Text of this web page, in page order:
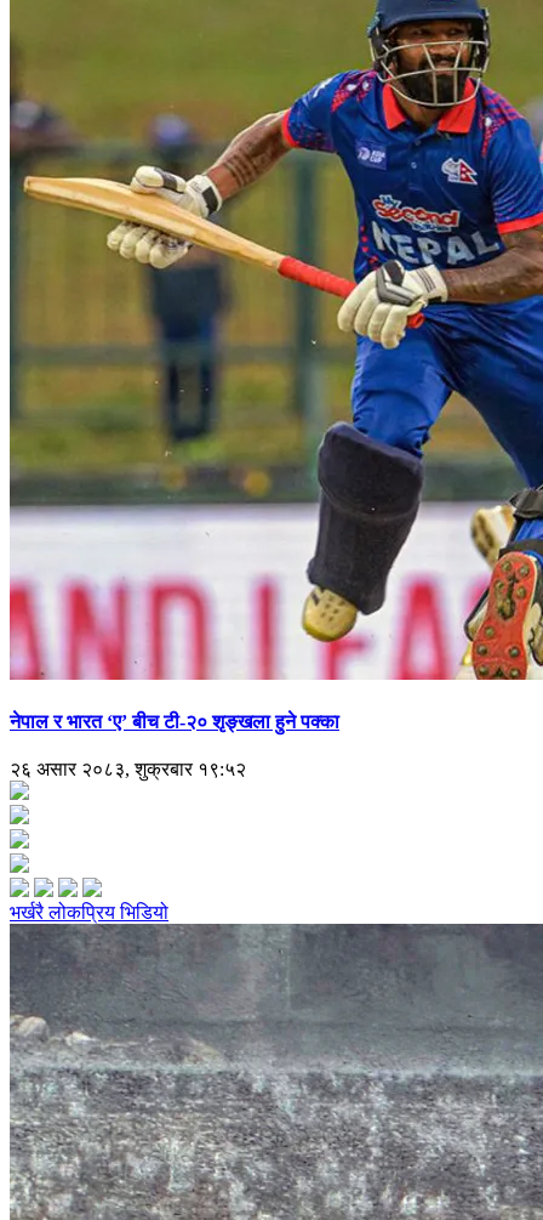
नेपाल र भारत ‘ए’ बीच टी-२० शृङ्खला हुने पक्का
२६ असार २०८३, शुक्रबार १९:५२
भर्खरैलोकप्रियभिडियो